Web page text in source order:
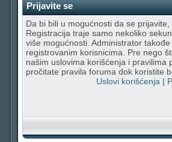
Prijavite se
Da bi bili u mogućnosti da se
Registracija traje samo nekoliko
više mogućnosti. Administrator
registrovanim korisnicima. Pre nego
našim uslovima korišćenja i pravilima
pročitate pravila foruma dok koristite
Uslovi korišćenja |